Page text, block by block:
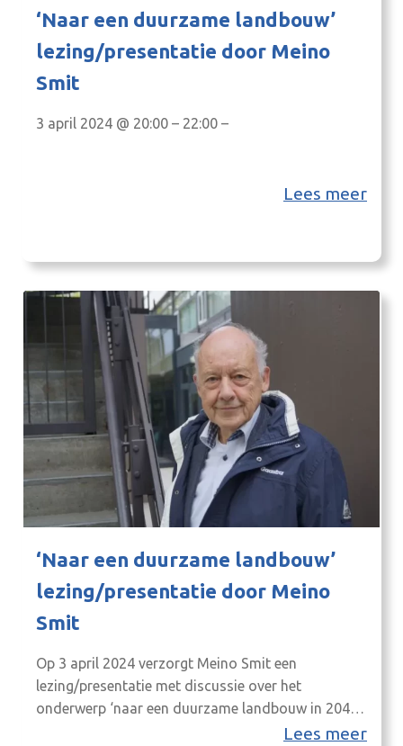
‘Naar een duurzame landbouw’
lezing/presentatie door Meino
Smit
3 april 2024 @ 20:00 – 22:00 –
Lees meer
‘Naar een duurzame landbouw’
lezing/presentatie door Meino
Smit
Op 3 april 2024 verzorgt Meino Smit een
lezing/presentatie met discussie over het
onderwerp ‘naar een duurzame landbouw in 2040’,
en de vertaling daarvan naar onder andereLees meer